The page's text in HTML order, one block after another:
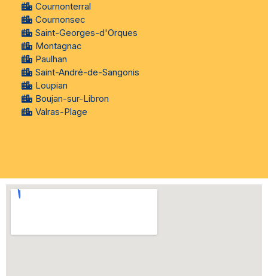
Cournonterral
Cournonsec
Saint-Georges-d'Orques
Montagnac
Paulhan
Saint-André-de-Sangonis
Loupian
Boujan-sur-Libron
Valras-Plage